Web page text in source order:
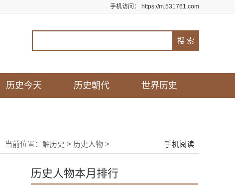
手机访问： https://m.531761.com
历史今天 历史朝代 世界历史
当前位置： 解历史 > 历史人物 > 手机阅读
历史人物本月排行